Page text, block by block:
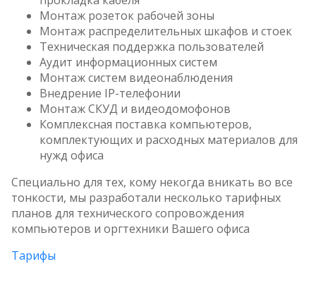
Монтаж розеток рабочей зоны
Монтаж распределительных шкафов и стоек
Техническая поддержка пользователей
Аудит информационных систем
Монтаж систем видеонаблюдения
Внедрение IP-телефонии
Монтаж СКУД и видеодомофонов
Комплексная поставка компьютеров,
комплектующих и расходных материалов для
нужд офиса
Специально для тех, кому некогда вникать во все
тонкости, мы разработали несколько тарифных
планов для технического сопровождения
компьютеров и оргтехники Вашего офиса
Тарифы